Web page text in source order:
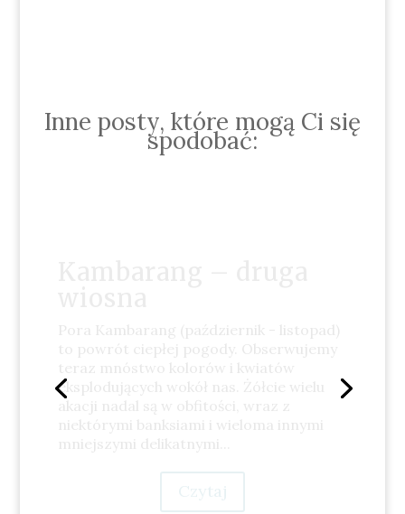
Inne posty, które mogą Ci się
spodobać:
wiosna
Pora Djilba (sierpień - wrzesień) to czas
masowego pokazu żółto-kremowych
kwiatów. Djilba to przejściowa pora roku,
w której kilka bardzo zimnych i
pogodnych dni łączy się z cieplejszymi,
okazjonalnymi słonecznymi...